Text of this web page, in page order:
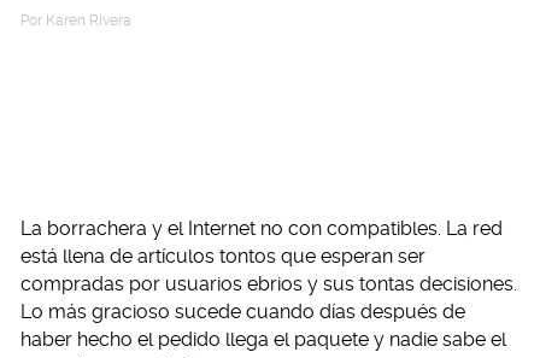
Por Karen Rivera
La borrachera y el Internet no con compatibles. La red
está llena de artículos tontos que esperan ser
compradas por usuarios ebrios y sus tontas decisiones.
Lo más gracioso sucede cuando días después de
haber hecho el pedido llega el paquete y nadie sabe el